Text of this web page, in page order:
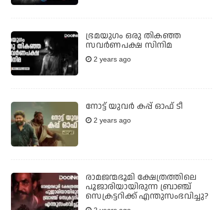
ഭ്രമയുഗം ഒരു തികഞ്ഞ
സവര്‍ണപക്ഷ സിനിമ
2 years ago
നോട്ട് യുവര്‍ കപ്പ് ഓഫ് ടീ
2 years ago
രാമജന്മഭൂമി ക്ഷേത്രത്തിലെ
പൂജാരിയായിരുന്ന ബ്രാഞ്ച്
സെക്രട്ടറിക്ക് എന്തുസംഭവിച്ചു?